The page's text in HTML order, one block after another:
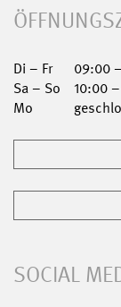
Di – Fr
09:00
Sa – So
10:00
Mo
SOCIAL